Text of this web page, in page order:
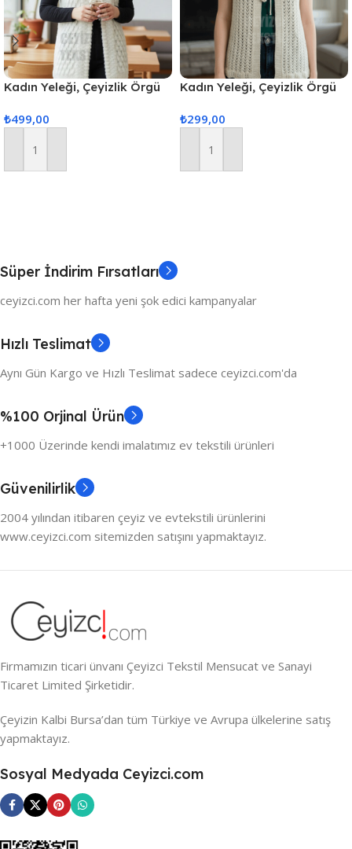
Kadın Yeleği, Çeyizlik Örgü
Yeleği, Nişan&Çeyiz Yelekleri
₺499,00
Sepete Ekle
Kadın Yeleği, Çeyizlik Örgü
Yeleği, Nişan&Çeyiz Yelekleri
₺299,00
Sepete Ekle
Süper İndirim Fırsatları
ceyizci.com her hafta yeni şok edici kampanyalar
Hızlı Teslimat
Aynı Gün Kargo ve Hızlı Teslimat sadece ceyizci.com'da
%100 Orjinal Ürün
+1000 Üzerinde kendi imalatımız ev tekstili ürünleri
Güvenilirlik
2004 yılından itibaren çeyiz ve evtekstili ürünlerini
www.ceyizci.com sitemizden satışını yapmaktayız.
Firmamızın ticari ünvanı Çeyizci Tekstil Mensucat ve Sanayi
Ticaret Limited Şirketidir.
Çeyizin Kalbi Bursa’dan tüm Türkiye ve Avrupa ülkelerine satış
yapmaktayız.
Sosyal Medyada Ceyizci.com